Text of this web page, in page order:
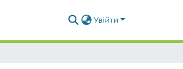
Увійти